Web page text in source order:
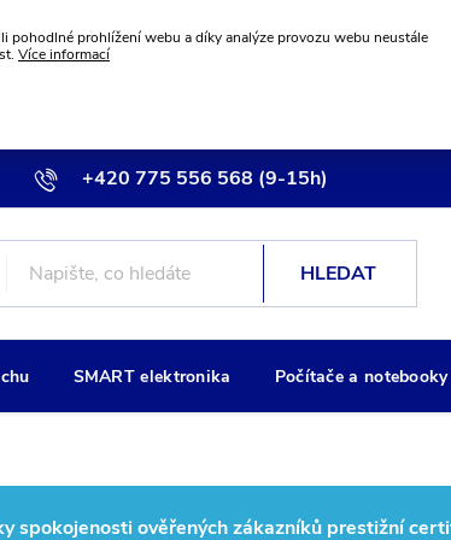
pohodlné prohlížení webu a díky analýze provozu webu neustále
Více informací
+420 775 556 568 (9-15h)
info@wiremax.eu
HLEDAT
SMART elektronika Počítače a notebooky
spokojenosti ověřených zákazníků prestižní